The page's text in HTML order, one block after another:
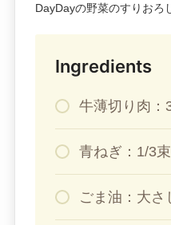
DayDayの野菜のすりおろ
Ingredients
牛薄切り肉：
青ねぎ：1/3束
ごま油：大さ